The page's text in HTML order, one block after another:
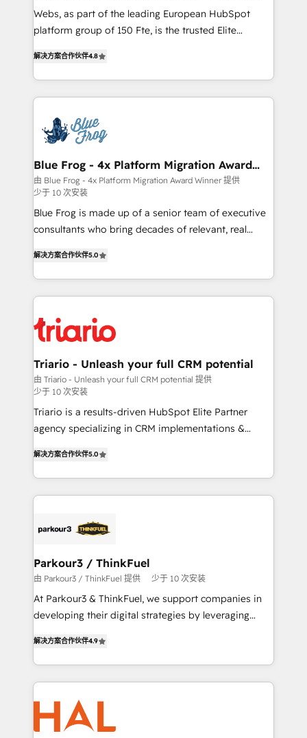
HubSpot pros 📊 Lead generation services using
HubSpot Why us? - SIX HubSpot Accreditations -
CRM, Solutions Architecture, Onboarding , Data
Migration, Custom Integration & Platform
team of 25+ experts Contact us today to help you
get more from your investment in HubSpot.
Webs, as part of the leading European HubSpot
platform group of 150 Fte, is the trusted Elite
maximizing EBITDA and achieving Commercial
Excellence. With our targeted processes, we
strengthen your digital transformation and minimize
Implementation partner, we provide expertise to
drive your business forward. Since 2015 we are fully
dedicated to HubSpot and with an experienced
team (50+), we work with reputable companies in
B2B sectors such as manufacturing, SaaS and
business services. We prepare a customized
business case that demonstrates the value and
detailed financial rationale with a focus on ROI and
TCO. As a trusted extension of your team, we
believe in the power of partnership. Together, we
business up for long-term success. Unlock your
business. If not now, when?
解决方案合作伙伴4.8
Blue Frog - 4x Platform Migration Award
Winner
由 Blue Frog - 4x Platform Migration Award Winner 提供
少于 10 次安装
Blue Frog is made up of a senior team of executive
consultants who bring decades of relevant, real
Frog is a top, trusted partner in HubSpot's
ecosystem for a reason. Their team brings over a
decade of experience to the table, along with deep
for driving growth. They are committed to helping
our customers grow and finding solutions that fit
their unique business needs. We are thrilled to have
Blue Frog in the HubSpot ecosystem leading the
way for customers!" - Yamini Rangan, CEO of
HubSpot “Our experience with the team at Blue Frog
has been nothing short of extraordinary. Their years
them a trusted reputation within the HubSpot
ecosystem as a reliable partner capable of delivering
remarkable experiences for our most sophisticated
Program, HubSpot.
解决方案合作伙伴5.0
Triario - Unleash your full CRM potential
由 Triario - Unleash your full CRM potential 提供
少于 10 次安装
Triario is a results-driven HubSpot Elite Partner
agency specializing in CRM implementations &
Integrations, Custom AI agents and AI-ready Website
Design With over 15 years of experience, we help
companies bridge the gap between marketing, sales,
data hygiene, and tailored HubSpot solutions. Our
a global consultancy with the care and agility of a
boutique firm. At Triario, we’re big enough to deliver
but small enough to listen. Our Services: HubSpot
implementations & data migration Custom AI agents
Website design Let’s turn your CRM into your growth
engine!
解决方案合作伙伴5.0
Parkour3 / ThinkFuel
由 Parkour3 / ThinkFuel 提供 少于 10 次安装
At Parkour3 & ThinkFuel, we support companies in
developing their digital strategies by leveraging
sales processes to generate growth. Our offer spans
from Strategy to Operations. We specialize in CRM
onboarding and implementation, web design, sales
& marketing automation, and digital marketing. With
extensive experience working with tech companies
and manufacturers since 2002, we are committed to
解决方案合作伙伴4.9